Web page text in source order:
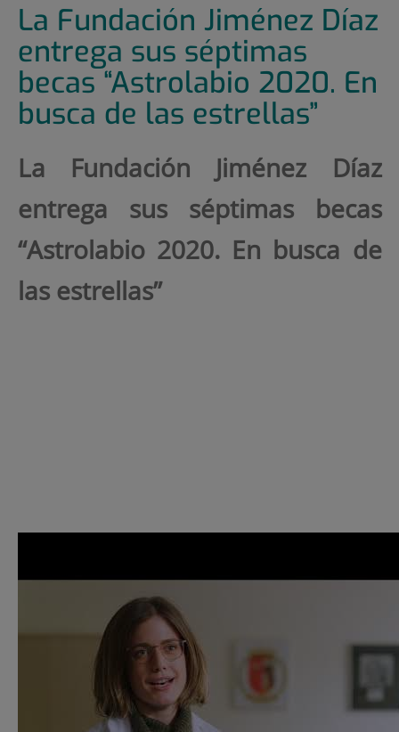
La Fundación Jiménez Díaz
entrega sus séptimas
becas “Astrolabio 2020. En
busca de las estrellas”
La Fundación Jiménez Díaz
entrega sus séptimas becas
“Astrolabio 2020. En busca de
las estrellas”